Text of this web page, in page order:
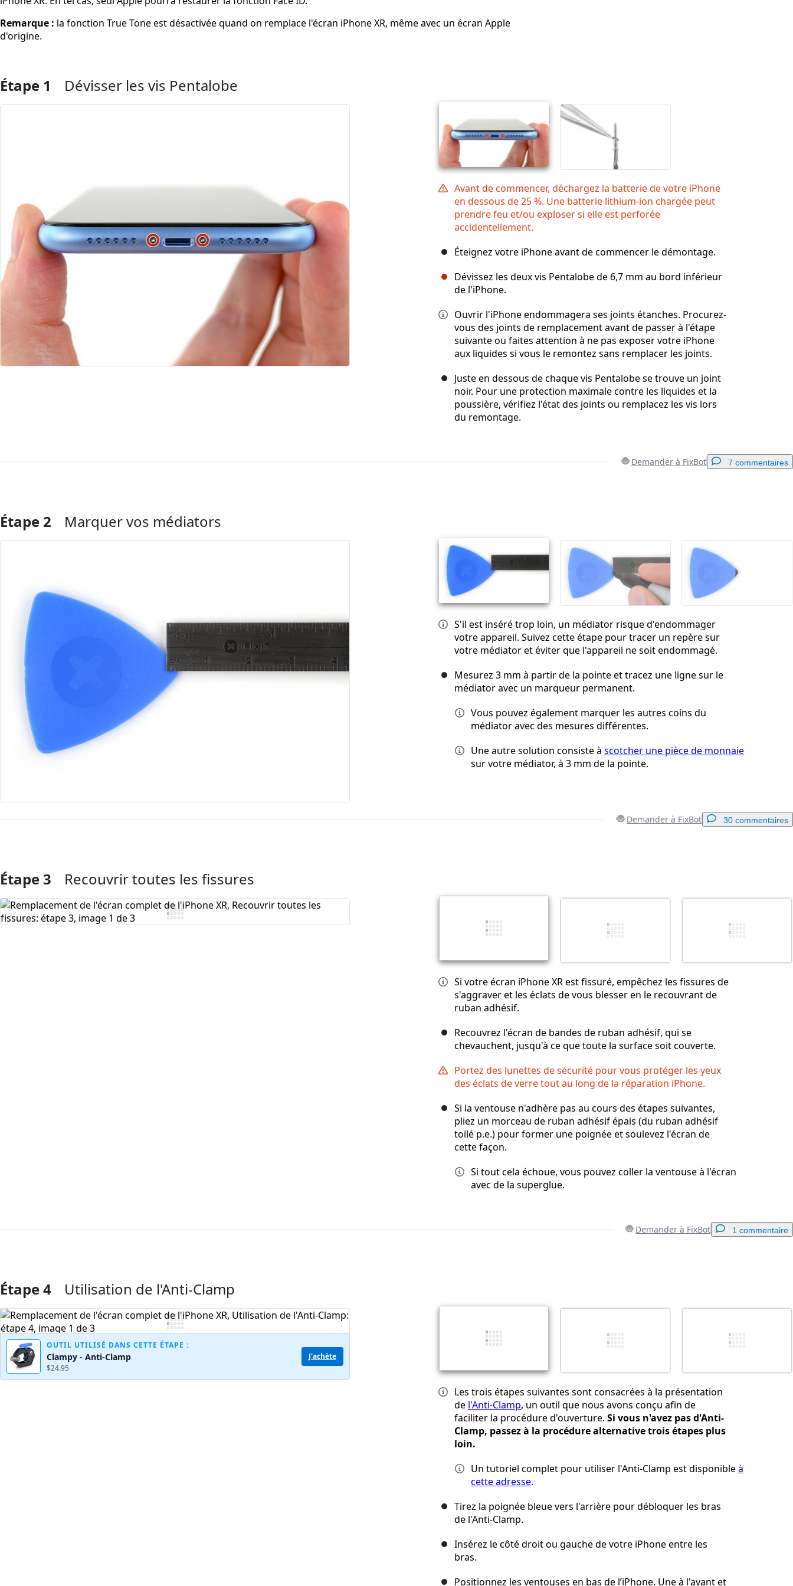
Remarque : la fonction True Tone est désactivée quand on remplace l'écran iPhone XR, même avec un écran Apple
d'origine.
Étape 1 Dévisser les vis Pentalobe
Avant de commencer, déchargez la batterie de votre iPhone
en dessous de 25 %. Une batterie lithium-ion chargée peut
prendre feu et/ou exploser si elle est perforée
accidentellement.
Éteignez votre iPhone avant de commencer le démontage.
Dévissez les deux vis Pentalobe de 6,7 mm au bord inférieur
de l'iPhone.
Ouvrir l'iPhone endommagera ses joints étanches. Procurez-
vous des joints de remplacement avant de passer à l'étape
suivante ou faites attention à ne pas exposer votre iPhone
aux liquides si vous le remontez sans remplacer les joints.
Juste en dessous de chaque vis Pentalobe se trouve un joint
noir. Pour une protection maximale contre les liquides et la
poussière, vérifiez l'état des joints ou remplacez les vis lors
du remontage.
Demander à FixBot 7 commentaires
Ajouter un commentaire
Annuler Publier un commentaire
Étape 2 Marquer vos médiators
S'il est inséré trop loin, un médiator risque d'endommager
votre appareil. Suivez cette étape pour tracer un repère sur
votre médiator et éviter que l'appareil ne soit endommagé.
Mesurez 3 mm à partir de la pointe et tracez une ligne sur le
médiator avec un marqueur permanent.
Vous pouvez également marquer les autres coins du
médiator avec des mesures différentes.
Une autre solution consiste à scotcher une pièce de monnaie
sur votre médiator, à 3 mm de la pointe.
Demander à FixBot 30 commentaires
Ajouter un commentaire
Publier un commentaire
Étape 3 Recouvrir toutes les fissures
Si votre écran iPhone XR est fissuré, empêchez les fissures de
s'aggraver et les éclats de vous blesser en le recouvrant de
ruban adhésif.
Recouvrez l'écran de bandes de ruban adhésif, qui se
chevauchent, jusqu'à ce que toute la surface soit couverte.
Portez des lunettes de sécurité pour vous protéger les yeux
des éclats de verre tout au long de la réparation iPhone.
Si la ventouse n'adhère pas au cours des étapes suivantes,
pliez un morceau de ruban adhésif épais (du ruban adhésif
toilé p.e.) pour former une poignée et soulevez l'écran de
cette façon.
Si tout cela échoue, vous pouvez coller la ventouse à l'écran
avec de la superglue.
Demander à FixBot 1 commentaire
Ajouter un commentaire
Publier un commentaire
Étape 4 Utilisation de l'Anti-Clamp
OUTIL UTILISÉ DANS CETTE ÉTAPE :
Clampy - Anti-Clamp
$24.95
J'achète
Les trois étapes suivantes sont consacrées à la présentation
de l'Anti-Clamp, un outil que nous avons conçu afin de
faciliter la procédure d'ouverture. Si vous n'avez pas d'Anti-
Clamp, passez à la procédure alternative trois étapes plus
loin.
Un tutoriel complet pour utiliser l'Anti-Clamp est disponibleà
cette adresse.
Tirez la poignée bleue vers l'arrière pour débloquer les bras
de l'Anti-Clamp.
Insérez le côté droit ou gauche de votre iPhone entre les
bras.
Positionnez les ventouses en bas de l’iPhone. Une à l'avant et